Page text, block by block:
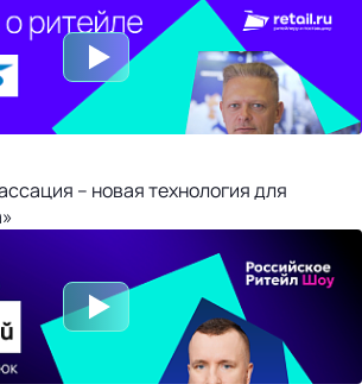
– новая технология для